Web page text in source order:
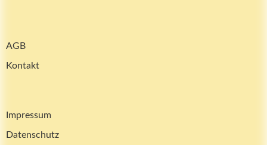
AGB
Kontakt
Impressum
Datenschutz